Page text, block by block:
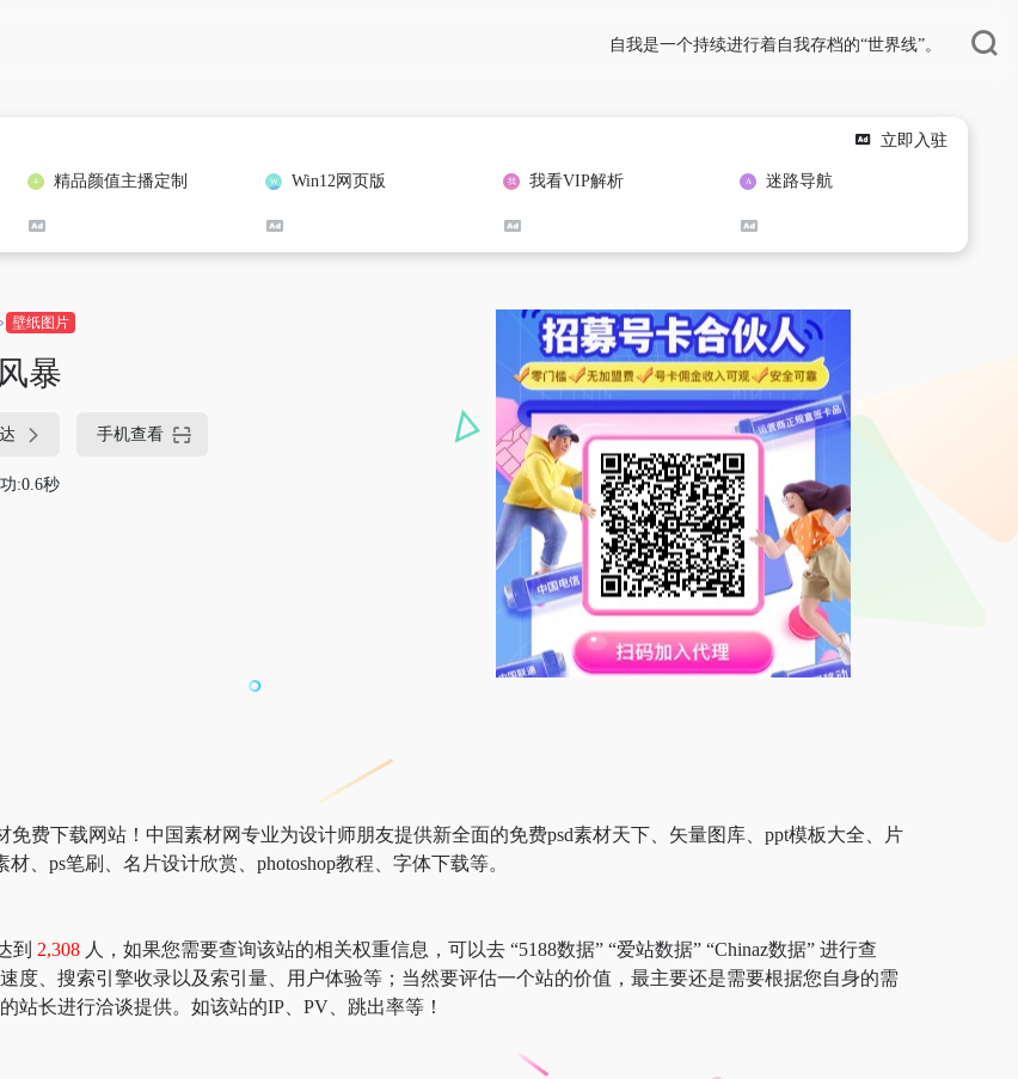
自我是一个持续进行着自我存档的“世界线”。
立即入驻
精品颜值主播定制 Win12网页版 我看VIP解析 迷路导航
壁纸图片
暴
手机查看
:0.6秒
免费下载网站！中国素材网专业为设计师朋友提供新全面的免费psd素材天下、矢量图库、ppt模板大全、片
、ps笔刷、名片设计欣赏、photoshop教程、字体下载等。
到 2,308 人，如果您需要查询该站的相关权重信息，可以去 “5188数据” “爱站数据” “Chinaz数据” 进行查
度、搜索引擎收录以及索引量、用户体验等；当然要评估一个站的价值，最主要还是需要根据您自身的需
站长进行洽谈提供。如该站的IP、PV、跳出率等！